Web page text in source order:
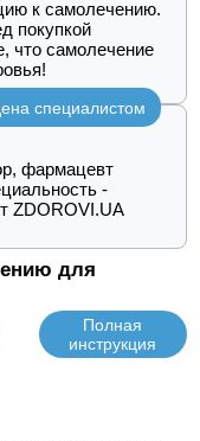
к самолечению.
покупкой
что самолечение
специалистом
фармацевт
-
ZDOROVI.UA
для
Полная
инструкция